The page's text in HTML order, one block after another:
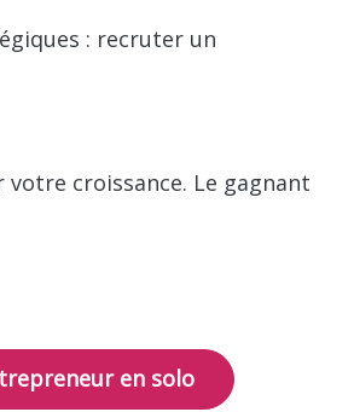
: recruter un
croissance. Le gagnant
en solo